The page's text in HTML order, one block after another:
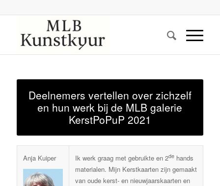
Deelnemers vertellen over zichzelf
en hun werk bij de MLB galerie
KerstPoPuP 2021
Anja Kuiper Ik werk graag met gebruikte en 2dehands
materialen. Mijn Kerstkaarten zijn gemaakt
van oude kerst- en nieuwjaarskaarten en